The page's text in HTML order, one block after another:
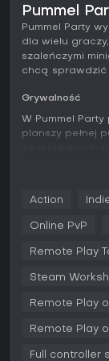
Pummel
Pummel Party
dla wielu
szaleńczymi
chcą sprawdzić
Grywalność
W Pummel
planszy pełnej
do 8 graczy,
w
umiejętności w
partii.
Mechaniki
timingu i
brakujących
Action
Online PvP
Remote Play
Steam
Remote Play
Remote Play
Full controller